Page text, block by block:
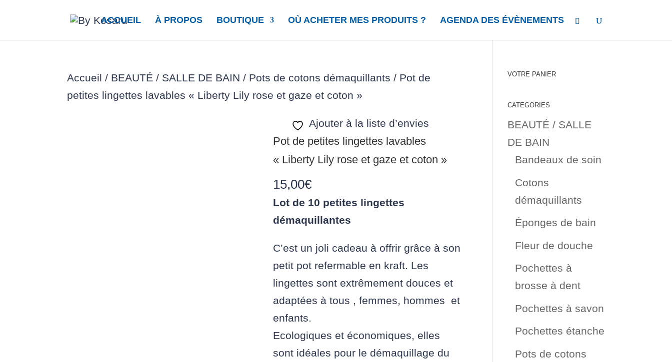
ACCUEIL À PROPOS BOUTIQUE OÙ ACHETER MES PRODUITS ? AGENDA DES ÉVÈNEMENTS
Accueil / BEAUTÉ / SALLE DE BAIN / Pots de cotons démaquillants / Pot de
petites lingettes lavables « Liberty Lily rose et gaze et coton »
Ajouter à la liste d’envies
Pot de petites lingettes lavables
« Liberty Lily rose et gaze et coton »
15,00€
Lot de 10 petites lingettes
démaquillantes
C’est un joli cadeau à offrir grâce à son
petit pot refermable en kraft. Les
lingettes sont extrêmement douces et
adaptées à tous , femmes, hommes et
enfants.
Ecologiques et économiques, elles
sont idéales pour le démaquillage du
VOTRE PANIER
CATEGORIES
BEAUTÉ / SALLE
DE BAIN
Bandeaux de soin
Cotons
démaquillants
Éponges de bain
Fleur de douche
Pochettes à
brosse à dent
Pochettes à savon
Pochettes étanche
Pots de cotons